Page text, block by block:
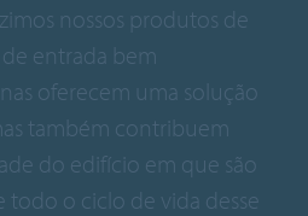
nossos produtos de
de entrada bem
oferecem uma solução
também contribuem
do edifício em que são
todo o ciclo de vida desse